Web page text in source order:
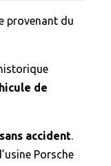
provenant du
de
accident.
Porsche